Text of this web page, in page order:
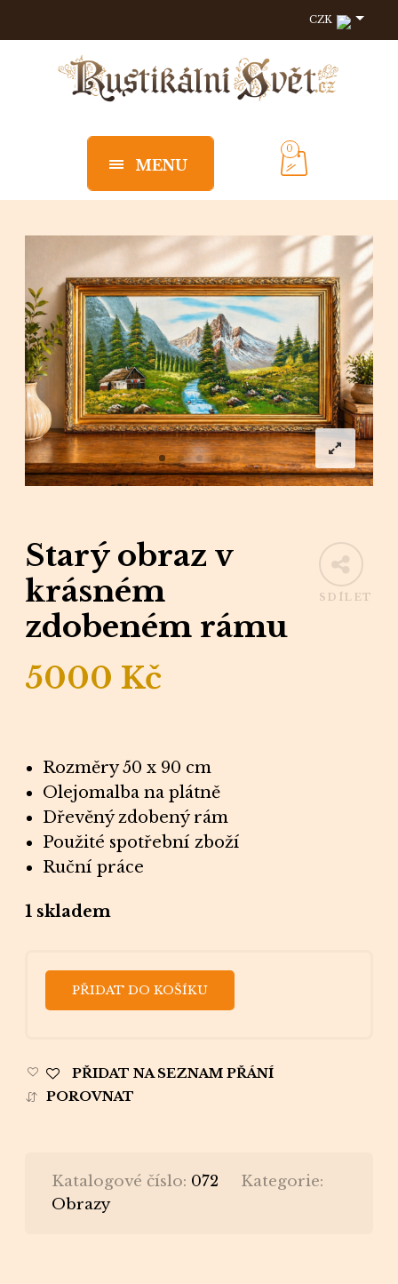
CZK
MENU
0
SDÍLET
Starý obraz v
krásném
zdobeném rámu
5000 Kč
Rozměry 50 x 90 cm
Olejomalba na plátně
Dřevěný zdobený rám
Použité spotřební zboží
Ruční práce
1 skladem
PŘIDAT DO KOŠÍKU
PŘIDAT NA SEZNAM PŘÁNÍ
POROVNAT
Katalogové číslo: 072
Kategorie:
Obrazy